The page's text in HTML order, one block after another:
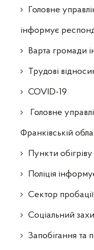
Головне
інформує
Варта громади
Трудові
COVID-19
Головне
Франківській
Пункти обігріву
Поліція
Сектор
Соціальний
Запобігання та